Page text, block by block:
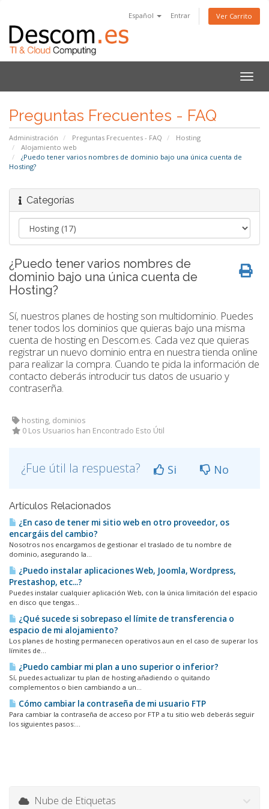
Español Entrar Ver Carrito
Preguntas Frecuentes - FAQ
Administración Preguntas Frecuentes - FAQ
Hosting
Alojamiento web
¿Puedo tener varios nombres de dominio bajo una única cuenta de
Hosting?
Categorías
¿Puedo tener varios nombres de
dominio bajo una única cuenta de
Hosting?
Sí, nuestros planes de hosting son multidominio. Puedes
tener todos los dominios que quieras bajo una misma
cuenta de hosting en Descom.es. Cada vez que quieras
registrar un nuevo dominio entra en nuestra tienda online
para realizar la compra. Cuando te pida la información de
contacto deberás introducir tus datos de usuario y
contraserña.
hosting, dominios
0 Los Usuarios han Encontrado Esto Útil
¿Fue útil la respuesta? Si No
Artículos Relacionados
¿En caso de tener mi sitio web en otro proveedor, os
encargáis del cambio?
Nosotros nos encargamos de gestionar el traslado de tu nombre de
dominio, asegurando la...
¿Puedo instalar aplicaciones Web, Joomla, Wordpress,
Prestashop, etc...?
Puedes instalar cualquier aplicación Web, con la única limitación del espacio
en disco que tengas...
¿Qué sucede si sobrepaso el límite de transferencia o
espacio de mi alojamiento?
Los planes de hosting permanecen operativos aun en el caso de superar los
límites de...
¿Puedo cambiar mi plan a uno superior o inferior?
Sí, puedes actualizar tu plan de hosting añadiendo o quitando
complementos o bien cambiando a un...
Cómo cambiar la contraseña de mi usuario FTP
Para cambiar la contraseña de acceso por FTP a tu sitio web deberás seguir
los siguientes pasos:...
Nube de Etiquetas